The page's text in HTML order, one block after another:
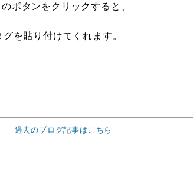
ボタンをクリックすると、
を貼り付けてくれます。
過去のブログ記事はこちら